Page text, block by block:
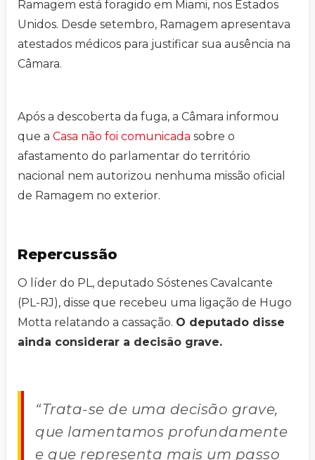
Ramagem está foragido em Miami, nos Estados
Unidos. Desde setembro, Ramagem apresentava
atestados médicos para justificar sua ausência na
Câmara.
Após a descoberta da fuga, a Câmara informou
que a Casa não foi comunicada sobre o
afastamento do parlamentar do território
nacional nem autorizou nenhuma missão oficial
de Ramagem no exterior.
Repercussão
O líder do PL, deputado Sóstenes Cavalcante
(PL-RJ), disse que recebeu uma ligação de Hugo
Motta relatando a cassação. O deputado disse
ainda considerar a decisão grave.
“Trata-se de uma decisão grave,
que lamentamos profundamente
e que representa mais um passo